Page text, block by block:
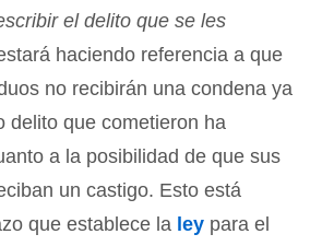
el delito que se les
haciendo referencia a que
no recibirán una condena ya
delito que cometieron ha
a la posibilidad de que sus
un castigo. Esto está
que establece la ley para el